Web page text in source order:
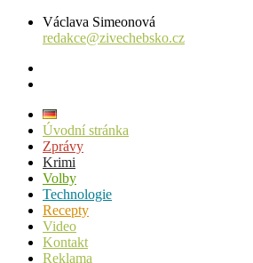
Václava Simeonová
redakce@zivechebsko.cz
Úvodní stránka
Zprávy
Krimi
Volby
Technologie
Recepty
Video
Kontakt
Reklama